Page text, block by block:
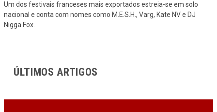
Um dos festivais franceses mais exportados estreia-se em solo
nacional e conta com nomes como M.E.S.H., Varg, Kate NV e DJ
Nigga Fox.
ÚLTIMOS ARTIGOS